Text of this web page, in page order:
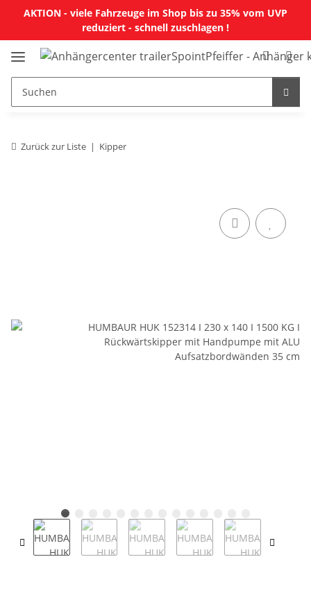
AKTION - viele Fahrzeuge im Shop bis zu 35% vom UVP
reduziert - schnell zuschlagen !
Zurück zur Liste Kipper